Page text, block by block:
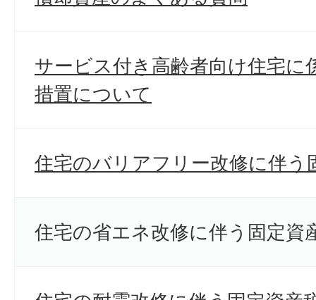
サービス付き高齢者向け住宅に
措置について
住宅のバリアフリー改修に伴う
住宅の省エネ改修に伴う固定資